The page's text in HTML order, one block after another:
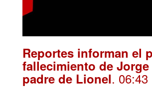
Reportes informan el
fallecimiento de Jorge
padre de Lionel. 06:43